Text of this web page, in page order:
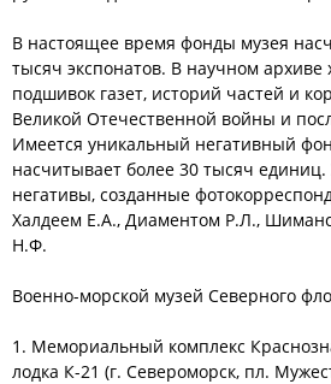
В настоящее время фонды музея
тысяч экспонатов. В научном архиве
подшивок газет, историй частей и
Великой Отечественной войны и
Имеется уникальный негативный
насчитывает более 30 тысяч
негативы, созданные
Халдеем Е.А., Диаментом Р.Л.,
Н.Ф.
Военно-морской музей Северного
1. Мемориальный комплекс
лодка К-21 (г. Североморск, пл.